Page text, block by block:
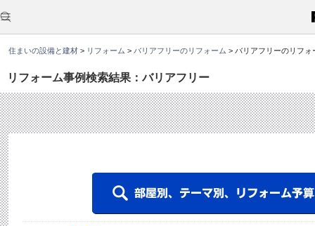
住まいの設備と建材 > リフォーム > バリアフリーのリフォーム > バリアフリーのリフォ
リフォーム事例検索結果：バリアフリー
こ
か
ら
文
す